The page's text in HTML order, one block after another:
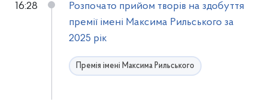
16:28
Розпочато прийом творів на здобуття
премії імені Максима Рильського за
2025 рік
Премія імені Максима Рильського